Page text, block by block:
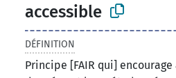
accessible
DÉFINITION
Principe [FAIR qui]